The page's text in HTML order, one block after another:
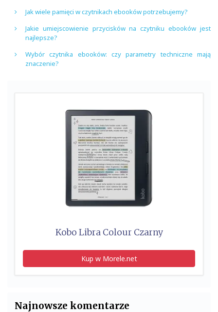
Jak wiele pamięci w czytnikach ebooków potrzebujemy?
Jakie umiejscowienie przycisków na czytniku ebooków jest
najlepsze?
Wybór czytnika ebooków: czy parametry techniczne mają
znaczenie?
Kobo Libra Colour Czarny
Kup w Morele.net
Najnowsze komentarze